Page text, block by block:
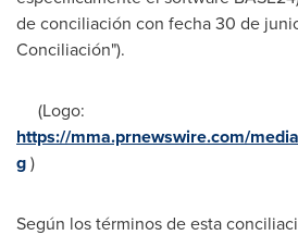
de conciliación con fecha 30 de
Conciliación").
(Logo:
https://mma.prnewswire.com/
g)
Según los términos de esta